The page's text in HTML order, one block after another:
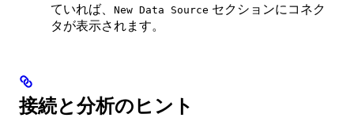
ていれば、 New Data Source セクションにコネク
タが表示されます。
接続と分析のヒント